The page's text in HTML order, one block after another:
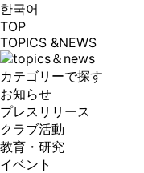
한국어
TOP
TOPICS &NEWS
カテゴリーで探す
お知らせ
プレスリリース
クラブ活動
教育・研究
イベント